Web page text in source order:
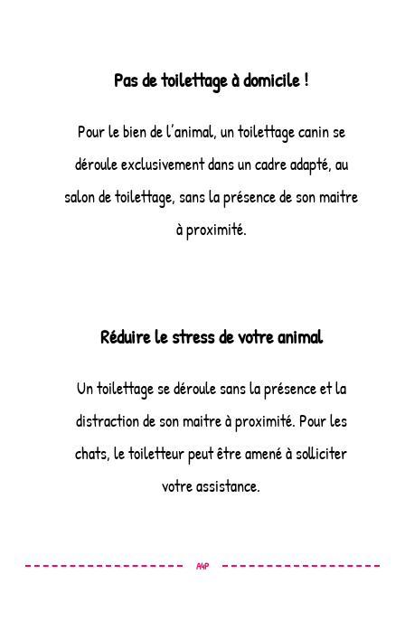
Pas de toilettage à domicile !
Pour le bien de l’animal, un toilettage canin se
déroule exclusivement dans un cadre adapté, au
salon de toilettage, sans la présence de son maitre
à proximité.
Réduire le stress de votre animal
Un toilettage se déroule sans la présence et la
distraction de son maitre à proximité. Pour les
chats, le toiletteur peut être amené à solliciter
votre assistance.
A4P